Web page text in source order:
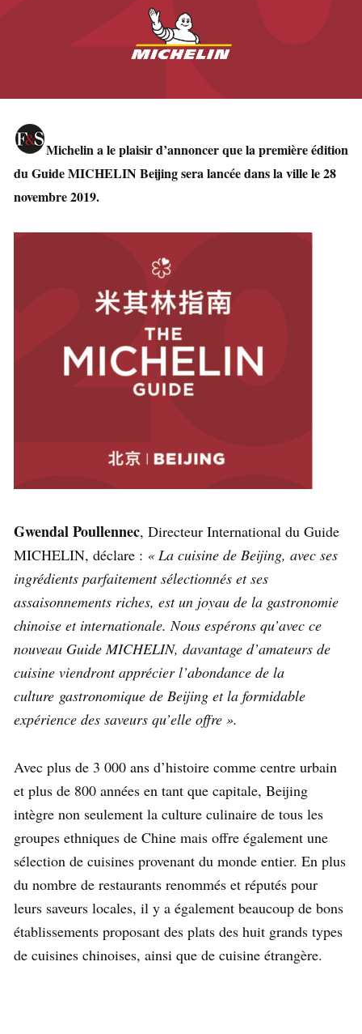
Michelin a le plaisir d’annoncer que la première édition
du Guide MICHELIN Beijing sera lancée dans la ville le 28
novembre 2019.
Gwendal Poullennec, Directeur International du Guide
MICHELIN, déclare : « La cuisine de Beijing, avec ses
ingrédients parfaitement sélectionnés et ses
assaisonnements riches, est un joyau de la gastronomie
chinoise et internationale. Nous espérons qu’avec ce
nouveau Guide MICHELIN, davantage d’amateurs de
cuisine viendront apprécier l’abondance de la
culture gastronomique de Beijing et la formidable
expérience des saveurs qu’elle offre ».
Avec plus de 3 000 ans d’histoire comme centre urbain
et plus de 800 années en tant que capitale, Beijing
intègre non seulement la culture culinaire de tous les
groupes ethniques de Chine mais offre également une
sélection de cuisines provenant du monde entier. En plus
du nombre de restaurants renommés et réputés pour
leurs saveurs locales, il y a également beaucoup de bons
établissements proposant des plats des huit grands types
de cuisines chinoises, ainsi que de cuisine étrangère.